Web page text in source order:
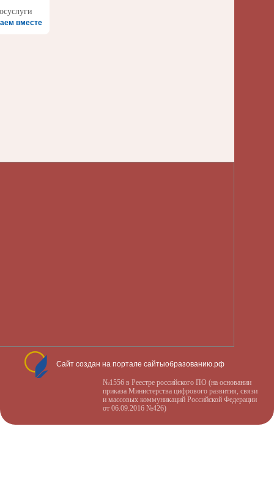
вместе
Сайт создан на портале сайтыобразованию.рф
№1556 в Реестре российского ПО (на основании
приказа Министерства цифрового развития, связи
и массовых коммуникаций Российской Федерации
от 06.09.2016 №426)